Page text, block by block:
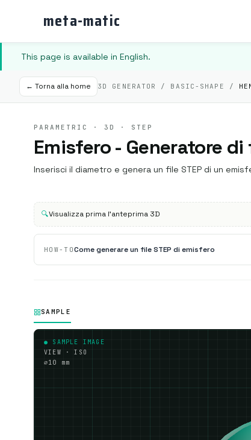
meta-matic
This page is available in English.
← Torna alla home 3D GENERATOR / BASIC-SHAPE /
PARAMETRIC · 3D · STEP
Emisfero - Generatore di
Inserisci il diametro e genera un file STEP di un
🔍Visualizza prima l'anteprima 3D
HOW-TOCome generare un file STEP di emisfero
SAMPLE
● SAMPLE IMAGE
VIEW · ISO
⌀10 mm